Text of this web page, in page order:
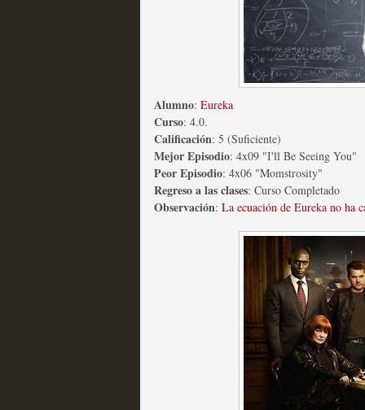
series más caras de la
Recomendación de la semana
Fin de ciclo para las
Recomendación de la semana
Taboo es otra
Alumno: Eureka
Curso: 4.0.
Calificación: 5 (Suficiente)
Mejor Episodio: 4x09 "I'll Be Seeing You"
Peor Episodio: 4x06 "Momstrosity"
Regreso a las clases: Curso Completado
Observación: La ecuación de Eureka no ha